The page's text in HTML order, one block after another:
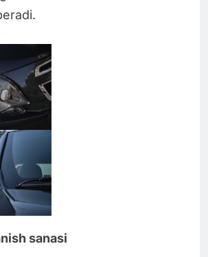
sanasi